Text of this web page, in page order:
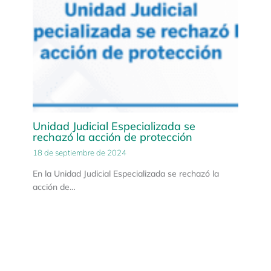
Unidad Judicial Especializada se
rechazó la acción de protección
18 de septiembre de 2024
En la Unidad Judicial Especializada se rechazó la
acción de…